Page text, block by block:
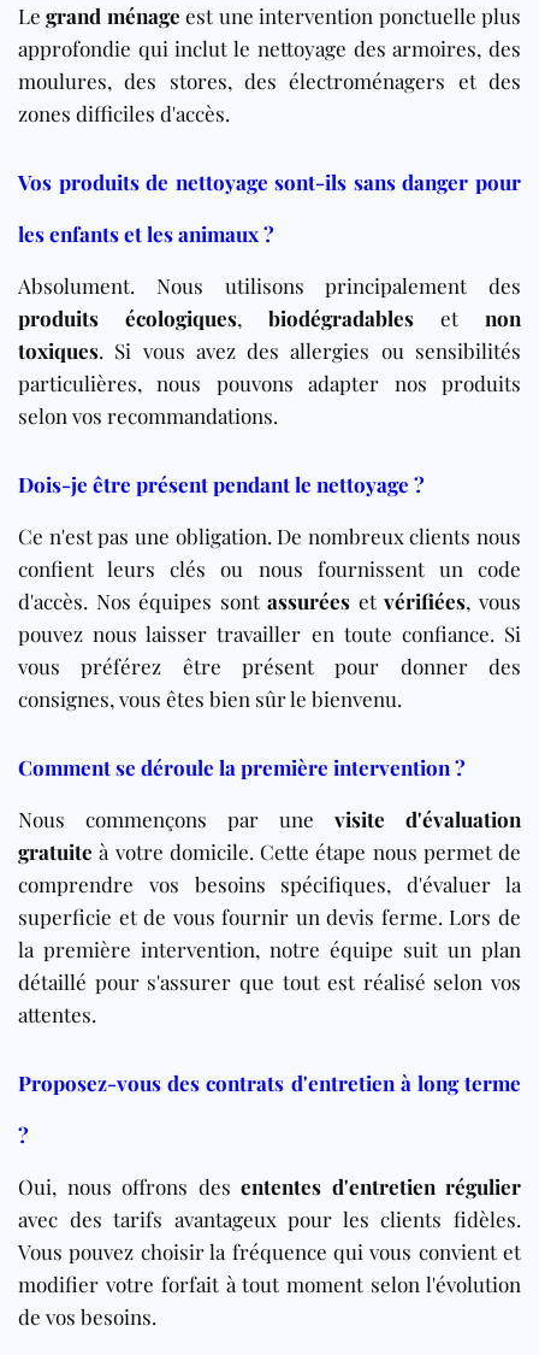
Legrand ménage est une intervention ponctuelle plus
approfondie qui inclut le nettoyage des armoires, des
moulures, des stores, des électroménagers et des
zones difficiles d'accès.
Vos produits de nettoyage sont-ils sans danger pour
les enfants et les animaux ?
Absolument. Nous utilisons principalement des
produits écologiques, biodégradables et non
toxiques. Si vous avez des allergies ou sensibilités
particulières, nous pouvons adapter nos produits
selon vos recommandations.
Dois-je être présent pendant le nettoyage ?
Ce n'est pas une obligation. De nombreux clients nous
confient leurs clés ou nous fournissent un code
d'accès. Nos équipes sontassurées etvérifiées, vous
pouvez nous laisser travailler en toute confiance. Si
vous préférez être présent pour donner des
consignes, vous êtes bien sûr le bienvenu.
Comment se déroule la première intervention ?
Nous commençons par une visite d'évaluation
gratuite à votre domicile. Cette étape nous permet de
comprendre vos besoins spécifiques, d'évaluer la
superficie et de vous fournir un devis ferme. Lors de
la première intervention, notre équipe suit un plan
détaillé pour s'assurer que tout est réalisé selon vos
attentes.
Proposez-vous des contrats d'entretien à long terme
?
Oui, nous offrons des ententes d'entretien régulier
avec des tarifs avantageux pour les clients fidèles.
Vous pouvez choisir la fréquence qui vous convient et
modifier votre forfait à tout moment selon l'évolution
de vos besoins.